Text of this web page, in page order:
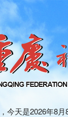
今天是2026年8月